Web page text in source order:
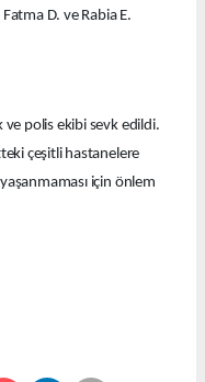
D. ve Rabia E.
ve polis ekibi sevk edildi.
çeşitli hastanelere
için önlem